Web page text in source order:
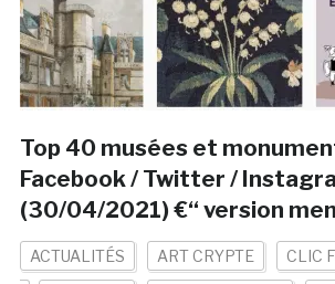
Top 40 musées et
Facebook / Twitter /
(30/04/2021) €“ version
ACTUALITÉS ART CRYPTE CLIC